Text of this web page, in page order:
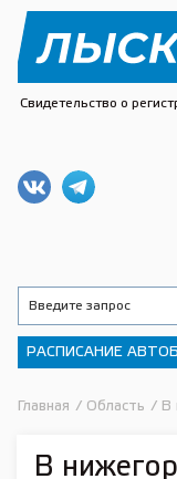
Свидетельство о
РАСПИСАНИЕ
Главная / Область / В
В